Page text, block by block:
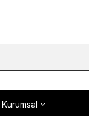
Kurumsal